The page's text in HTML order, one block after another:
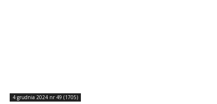
4 grudnia 2024 nr 49 (1705)